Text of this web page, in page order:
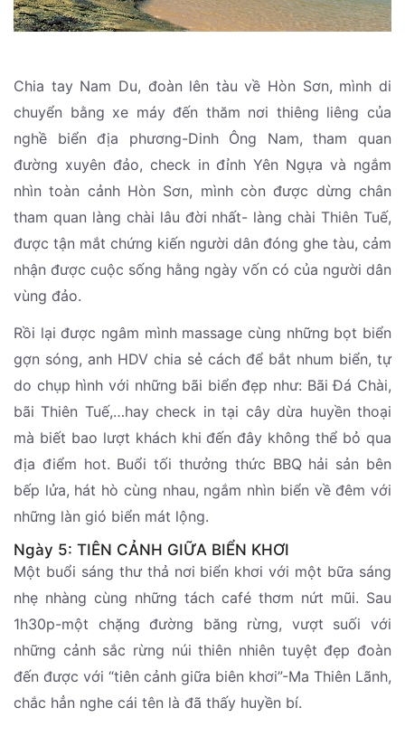
Chia tay Nam Du, đoàn lên tàu về Hòn Sơn, mình di
chuyển bằng xe máy đến thăm nơi thiêng liêng của
nghề biển địa phương-Dinh Ông Nam, tham quan
đường xuyên đảo, check in đỉnh Yên Ngựa và ngắm
nhìn toàn cảnh Hòn Sơn, mình còn được dừng chân
tham quan làng chài lâu đời nhất- làng chài Thiên Tuế,
được tận mắt chứng kiến người dân đóng ghe tàu, cảm
nhận được cuộc sống hằng ngày vốn có của người dân
vùng đảo.
Rồi lại được ngâm mình massage cùng những bọt biển
gợn sóng, anh HDV chia sẻ cách để bắt nhum biển, tự
do chụp hình với những bãi biển đẹp như: Bãi Đá Chài,
bãi Thiên Tuế,…hay check in tại cây dừa huyền thoại
mà biết bao lượt khách khi đến đây không thể bỏ qua
địa điểm hot. Buổi tối thưởng thức BBQ hải sản bên
bếp lửa, hát hò cùng nhau, ngắm nhìn biển về đêm với
những làn gió biển mát lộng.
Ngày 5: TIÊN CẢNH GIỮA BIỂN KHƠI
Một buổi sáng thư thả nơi biển khơi với một bữa sáng
nhẹ nhàng cùng những tách café thơm nứt mũi. Sau
1h30p-một chặng đường băng rừng, vượt suối với
những cảnh sắc rừng núi thiên nhiên tuyệt đẹp đoàn
đến được với “tiên cảnh giữa biên khơi”-Ma Thiên Lãnh,
chắc hẳn nghe cái tên là đã thấy huyền bí.